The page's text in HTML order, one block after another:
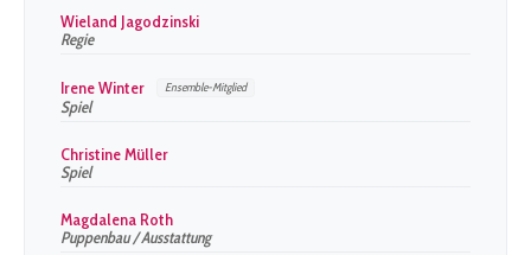
Wieland Jagodzinski
Regie
Irene Winter Ensemble-Mitglied
Spiel
Christine Müller
Spiel
Magdalena Roth
Puppenbau / Ausstattung